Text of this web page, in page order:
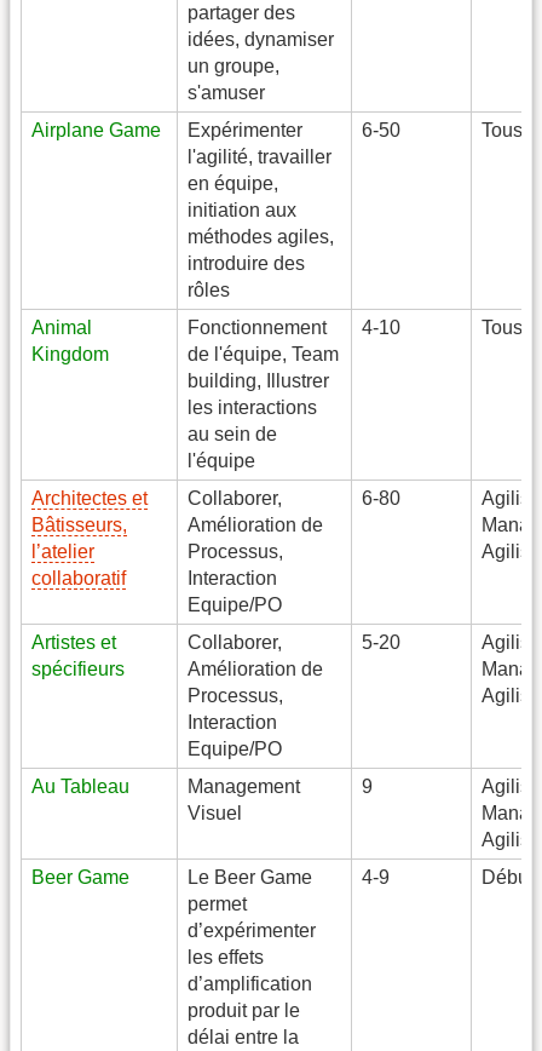
partager des
idées, dynamiser
un groupe,
s'amuser
Airplane Game
Expérimenter
l'agilité, travailler
en équipe,
initiation aux
méthodes agiles,
introduire des
rôles
6-50 Tous
Animal
Kingdom
Fonctionnement
de l'équipe, Team
building, Illustrer
les interactions
au sein de
l'équipe
4-10 Tous
Architectes et
Bâtisseurs,
l’atelier
collaboratif
Collaborer,
Amélioration de
Processus,
Interaction
Equipe/PO
6-80
Artistes et
spécifieurs
Collaborer,
Amélioration de
Processus,
Interaction
Equipe/PO
5-20
Au Tableau
Management
Visuel
9
Beer Game
Le Beer Game
permet
d’expérimenter
les effets
d’amplification
produit par le
délai entre la
4-9